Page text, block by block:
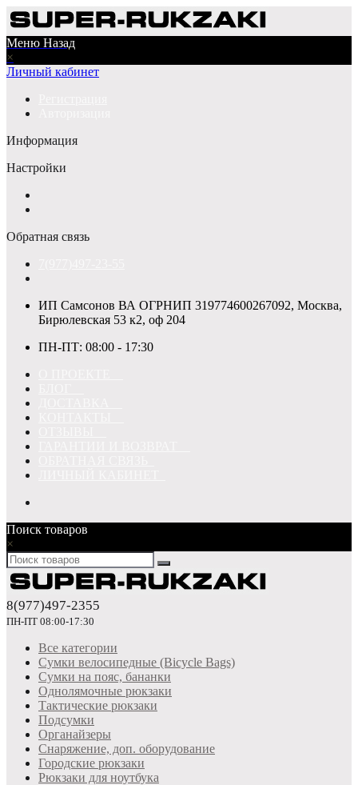
Меню Назад
×
Личный кабинет
Информация
Настройки
Обратная связь
ИП Самсонов ВА ОГРНИП 319774600267092, Москва,
Бирюлевская 53 к2, оф 204
ПН-ПТ: 08:00 - 17:30
Поиск товаров
×
8(977)497-2355
ПН-ПТ 08:00-17:30
Все категории
Сумки велосипедные (Bicycle Bags)
Сумки на пояс, бананки
Однолямочные рюкзаки
Тактические рюкзаки
Подсумки
Органайзеры
Снаряжение, доп. оборудование
Городские рюкзаки
Рюкзаки для ноутбука